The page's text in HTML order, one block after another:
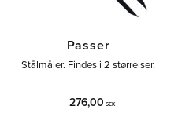
Passer
Stålmåler. Findes i 2 størrelser.
276,00 SEK